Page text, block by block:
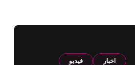
اخبار
فيديو